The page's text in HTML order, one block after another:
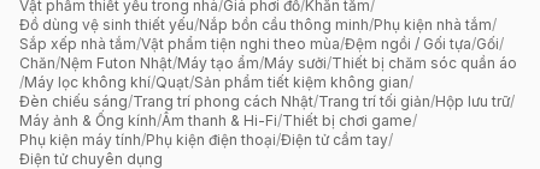
Vật phẩm thiết yếu trong nhà/Giá phơi đồ/Khăn tắm/
Đồ dùng vệ sinh thiết yếu/Nắp bồn cầu thông minh/Phụ kiện nhà tắm/
Sắp xếp nhà tắm/Vật phẩm tiện nghi theo mùa/Đệm ngồi / Gối tựa/Gối/
Chăn/Nệm Futon Nhật/Máy tạo ẩm/Máy sưởi/Thiết bị chăm sóc quần áo
/Máy lọc không khí/Quạt/Sản phẩm tiết kiệm không gian/
Đèn chiếu sáng/Trang trí phong cách Nhật/Trang trí tối giản/Hộp lưu trữ/
Máy ảnh & Ống kính/Âm thanh & Hi-Fi/Thiết bị chơi game/
Phụ kiện máy tính/Phụ kiện điện thoại/Điện tử cầm tay/
Điện tử chuyên dụng